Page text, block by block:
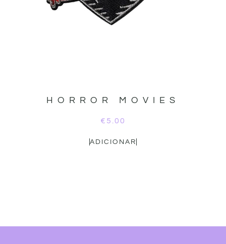
HORROR MOVIES
€ 5.00
ADICIONAR